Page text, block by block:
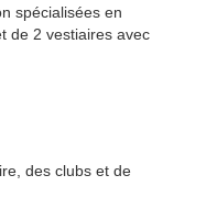
spécialisées en
de 2 vestiaires avec
des clubs et de